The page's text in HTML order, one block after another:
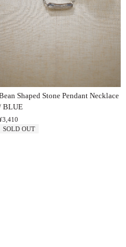
Shaped Stone Pendant Necklace
BLUE
SOLD OUT